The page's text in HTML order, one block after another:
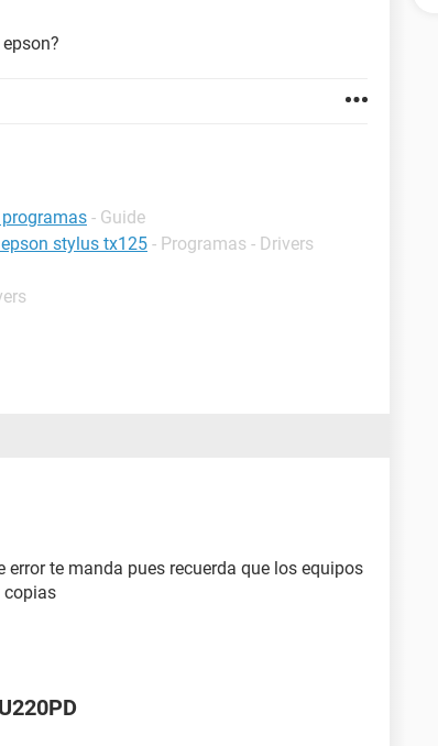
- Guide
stylus tx125 - Programas - Drivers
te manda pues recuerda que los equipos
copias